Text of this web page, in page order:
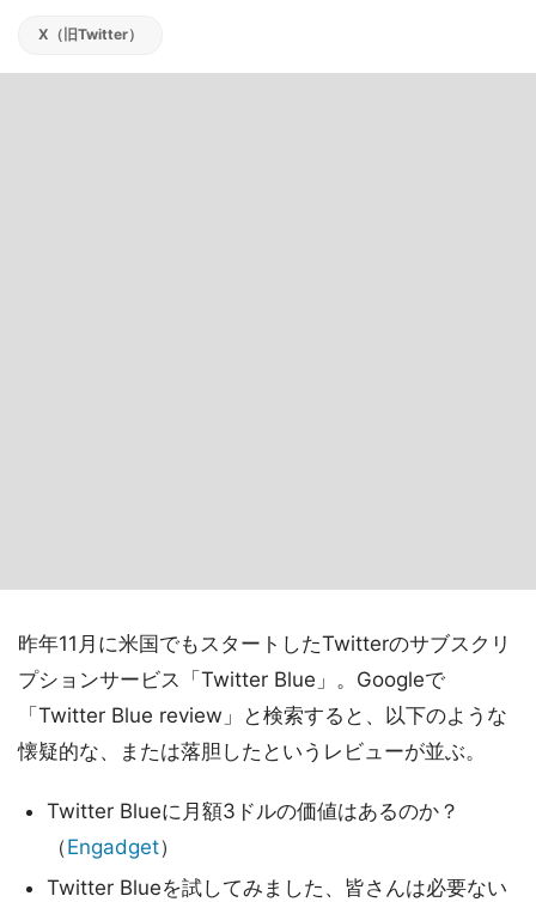
X（旧Twitter）
昨年11月に米国でもスタートしたTwitterのサブスクリ
プションサービス「Twitter Blue」。Googleで
「Twitter Blue review」と検索すると、以下のような
懐疑的な、または落胆したというレビューが並ぶ。
Twitter Blueに月額3ドルの価値はあるのか？
（Engadget）
Twitter Blueを試してみました、皆さんは必要ない